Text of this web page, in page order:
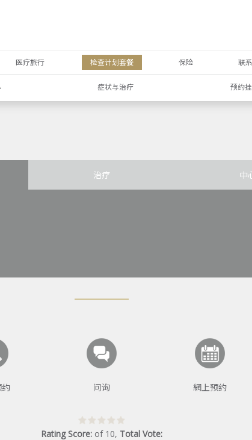
医疗旅行 检查计划套餐 保险 联
症状与治疗 预约
治疗 中
问询 網上预约
Rating Score: of 10, Total Vote: